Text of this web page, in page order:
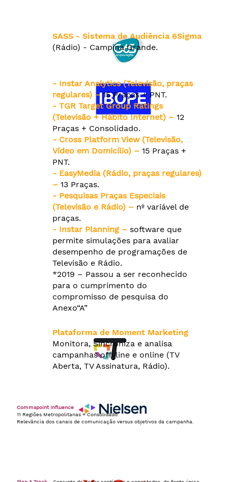
SASS - Sistema de Audiência 6Sigma
(Rádio) - Campina Grande.
- Instar Analytics (Televisão, praças
regulares) –15 Praças + PNT.
- TGR Target Group Ratings
(Televisão + Hábito Internet) – 12
Praças + Consolidado.
- Cross Platform View (Televisão,
Vídeo em Domicílio) – 15 Praças +
PNT.
- EasyMedia (Rádio, praças regulares)
– 13 Praças.
- Pesquisas Praças Especiais
(Televisão e Rádio) – nº variável de
praças.
- Instar Planning – software que
permite simulações para avaliar
desempenho de programações de
Televisão e Rádio.
*2019 – Passou a ser reconhecido
para o cumprimento do
compromisso de pesquisa do
Anexo“A”
Plataforma de Moment Marketing
Monitora, Sincroniza e analisa
campanhas off-line e online (TV
Aberta, TV Assinatura, Rádio).
Commspoint Influence
11 Regiões Metropolitanas + Consolidado.
Relevância dos canais de comunicação versus objetivos da campanha.